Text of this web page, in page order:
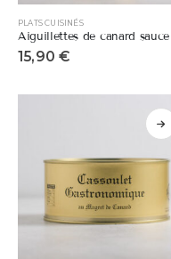
PLATS CUISINÉS
15,90€